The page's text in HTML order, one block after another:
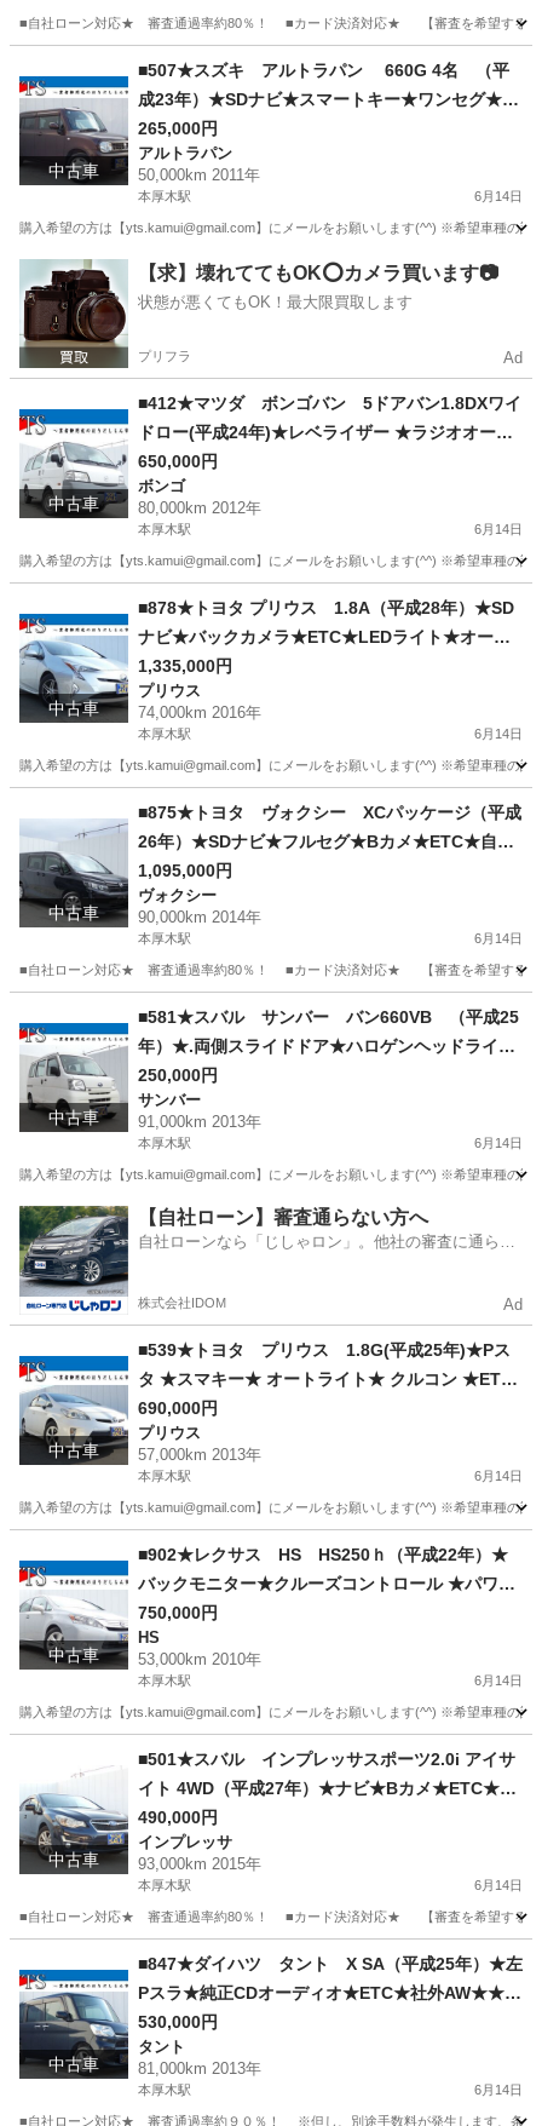
■自社ローン対応★ 審査通過率約80％！ ■カード決済対応★ 【審査を希望する方
本厚木駅
中古車
■507★スズキ アルトラパン 660G 4名 （平
成23年）★SDナビ★スマートキー★ワンセグ★
レベライザー★ ドアバイザー★自社ローン★金利
無し★通過率９０％★車体だけ販売できる★来店
不要で買える★リモート商談できる★神奈川県厚
265,000円
アルトラパン
50,000km 2011年
本厚木駅 6月14日
購入希望の方は【yts.kamui@gmail.com】にメールをお願いします(^^) ※希望車種
神奈川 厚木市 本厚木駅 アルトラパン ドアバイザー
【求】壊れててもOK⭕️カメラ買います📷
状態が悪くてもOK！最大限買取します
プリフラ Ad
中古車
■412★マツダ ボンゴバン 5ドアバン1.8DXワイ
ドロー(平成24年)★レベライザー ★ラジオオーデ
ィオ★ 鉄チン★自社ローン★金利無し★通過率９
０％★車体だけ販売できる★来店不要で買える★
リモート商談できる★神奈川県厚木市発★業者な
650,000円
ボンゴ
80,000km 2012年
本厚木駅 6月14日
購入希望の方は【yts.kamui@gmail.com】にメールをお願いします(^^) ※希望車種
本厚木駅 ボンゴ
中古車
■878★トヨタ プリウス 1.8A（平成28年）★SD
ナビ★バックカメラ★ETC★LEDライト★オート
ライト★フォグ★ステコン★クルコン★社外AW★
自社ローン★金利無し★通過率９０％★車体だけ
販売できる★来店不要で買える★リモート商談で
1,335,000円
プリウス
74,000km 2016年
本厚木駅 6月14日
購入希望の方は【yts.kamui@gmail.com】にメールをお願いします(^^) ※希望車種
本厚木駅 プリウス
中古車
■875★トヨタ ヴォクシー XCパッケージ（平成
26年）★SDナビ★フルセグ★Bカメ★ETC★自社
ローン★金利無し★通過率９０％★車体だけ販売
できる★来店不要で買える★リモート商談できる
★神奈川県厚木市発★業者なので安心★カスタム
1,095,000円
ヴォクシー
90,000km 2014年
本厚木駅 6月14日
■自社ローン対応★ 審査通過率約80％！ ■カード決済対応★ 【審査を希望する方
本厚木駅 ヴォクシー 車両
中古車
■581★スバル サンバー バン660VB （平成25
年）★.両側スライドドア★ハロゲンヘッドライト
★ヘッドライト★レベライザー★マニュアルエア
コン★ドアバイザー★フロアマット★純正ラジオ
オーディオ★自社ローン★金利無し★通過率９
ので安心★カスタムも車検もできます★
250,000円
サンバー
91,000km 2013年
本厚木駅 6月14日
購入希望の方は【yts.kamui@gmail.com】にメールをお願いします(^^) ※希望車種
神奈川 厚木市 本厚木駅 サンバー ヘッドライト
【自社ローン】審査通らない方へ
自社ローンなら「じしゃロン」。他社の審査に通らな
株式会社IDOM Ad
中古車
■539★トヨタ プリウス 1.8G(平成25年)★Pス
タ ★スマキー★ オートライト★ クルコン ★ETC
★ Bluetooth ★Pシート ★USB★自社ローン★金
利無し★通過率９０％★車体だけ販売できる★来
店不要で買える★リモート商談できる★神奈川県
690,000円
プリウス
57,000km 2013年
本厚木駅 6月14日
購入希望の方は【yts.kamui@gmail.com】にメールをお願いします(^^) ※希望車種
本厚木駅 Bluetooth
中古車
■902★レクサス HS HS250ｈ（平成22年）★
バックモニター★クルーズコントロール ★パワー
シート★ ステアチルト★シートヒーター★自社ロ
ーン★金利無し★通過率９０％★車体だけ販売で
きる★来店不要で買える★リモート商談できる★
750,000円
HS
53,000km 2010年
本厚木駅 6月14日
購入希望の方は【yts.kamui@gmail.com】にメールをお願いします(^^) ※希望車種
本厚木駅 クルーズコントロール
中古車
■501★スバル インプレッサスポーツ2.0i アイサ
イト 4WD（平成27年）★ナビ★Bカメ★ETC★自
社ローン★金利無し★通過率９０％★車体だけ販
売できる★来店不要で買える★リモート商談でき
る★神奈川県厚木市発★業者なので安心★カスタ
490,000円
インプレッサ
93,000km 2015年
本厚木駅 6月14日
■自社ローン対応★ 審査通過率約80％！ ■カード決済対応★ 【審査を希望する方
本厚木駅 インプレッサ アイサイト
中古車
■847★ダイハツ タント X SA（平成25年）★左
Pスラ★純正CDオーディオ★ETC★社外AW★★自
社ローン★金利無し★通過率９０％★車体だけ販
売できる★来店不要で買える★リモート商談でき
る★神奈川県厚木市発★業者なので安心★カスタ
530,000円
タント
81,000km 2013年
本厚木駅 6月14日
■自社ローン対応★ 審査通過率約９０％！ ※但し、別途手数料が発生します、条件